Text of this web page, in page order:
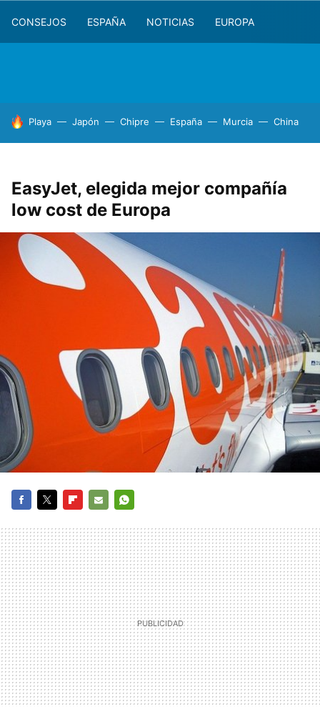
CONSEJOS ESPAÑA NOTICIAS EUROPA
HOY SE HABLA DE
Playa Japón Chipre España Murcia China
EasyJet, elegida mejor compañía
low cost de Europa
MAIL